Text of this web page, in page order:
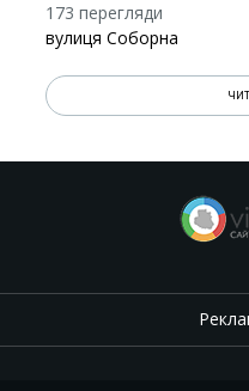
173 перегляди
вулиця Соборна